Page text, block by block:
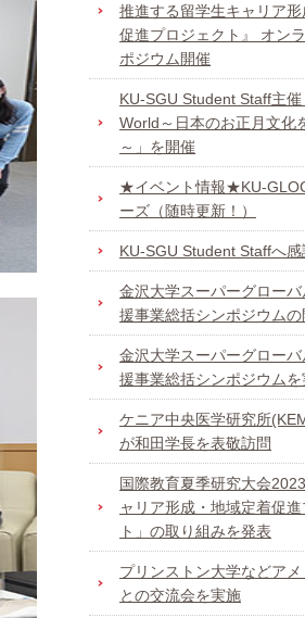
推進する留学生キャリア
促進プロジェクト』 オン
ポジウム開催
KU-SGU Student Staff主
World～日本のお正月文化
～」を開催
★イベント情報★KU-
ーズ（随時更新！）
KU-SGU Student Staffへ
金沢大学スーパーグロー
援事業総括シンポジウムの
金沢大学スーパーグロー
援事業総括シンポジウムを
ケニア中央医学研究所
が和田学長を表敬訪問
国際教育夏季研究大会
ャリア形成・地域定着促
ト」の取り組みを発表
プリンストン大学などア
との交流会を実施